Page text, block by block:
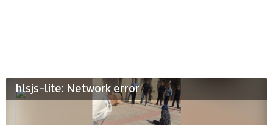
hlsjs-lite: Network error